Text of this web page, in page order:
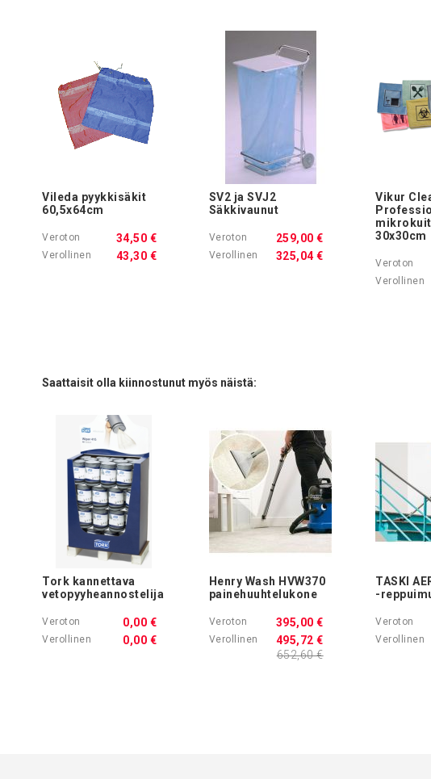
Vileda pyykkisäkit
60,5x64cm
43,30 €
34,50 €
SV2 ja SVJ2
Säkkivaunut
325,04 €
259,00 €
Vikur
30x30cm
Saattaisit olla kiinnostunut myös näistä:
Tork kannettava
vetopyyheannostelija
0,00 €
0,00 €
Henry Wash HVW370
painehuuhtelukone
495,72 €
395,00 €
652,60 €
TASKI
-